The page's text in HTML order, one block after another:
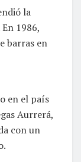
la
1986,
barras en
en el país
Aurrerá,
con un